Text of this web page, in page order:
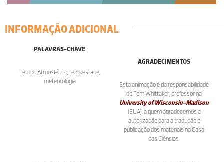
INFORMAÇÃO ADICIONAL
PALAVRAS-CHAVE
Tempo Atmosférico, tempestade,
meteorologia
AGRADECIMENTOS
Esta animação é da responsabilidade
de Tom Whittaker, professor na
University of Wisconsin-Madison
(EUA), a quem agradecemos a
autorização para a tradução e
publicação dos materiais na Casa
das Ciências.